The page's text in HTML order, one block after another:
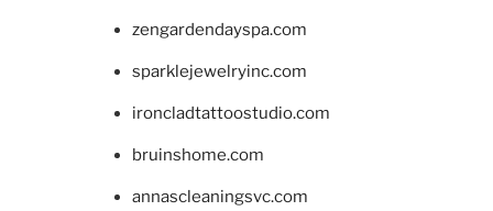
zengardendayspa.com
sparklejewelryinc.com
ironcladtattoostudio.com
bruinshome.com
annascleaningsvc.com